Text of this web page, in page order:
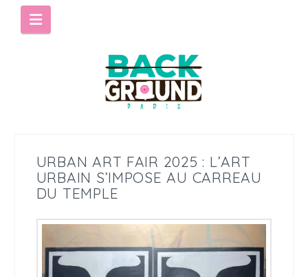
Navigation
URBAN ART FAIR 2025 : L’ART
URBAIN S’IMPOSE AU CARREAU
DU TEMPLE